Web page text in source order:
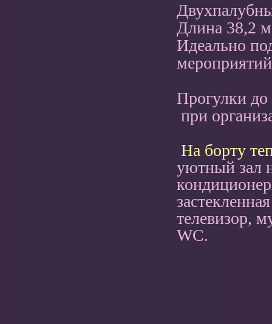
Длина 38,2
Идеально
Прогулки до
при
На борту
уютный зал
телевизор,
WC.